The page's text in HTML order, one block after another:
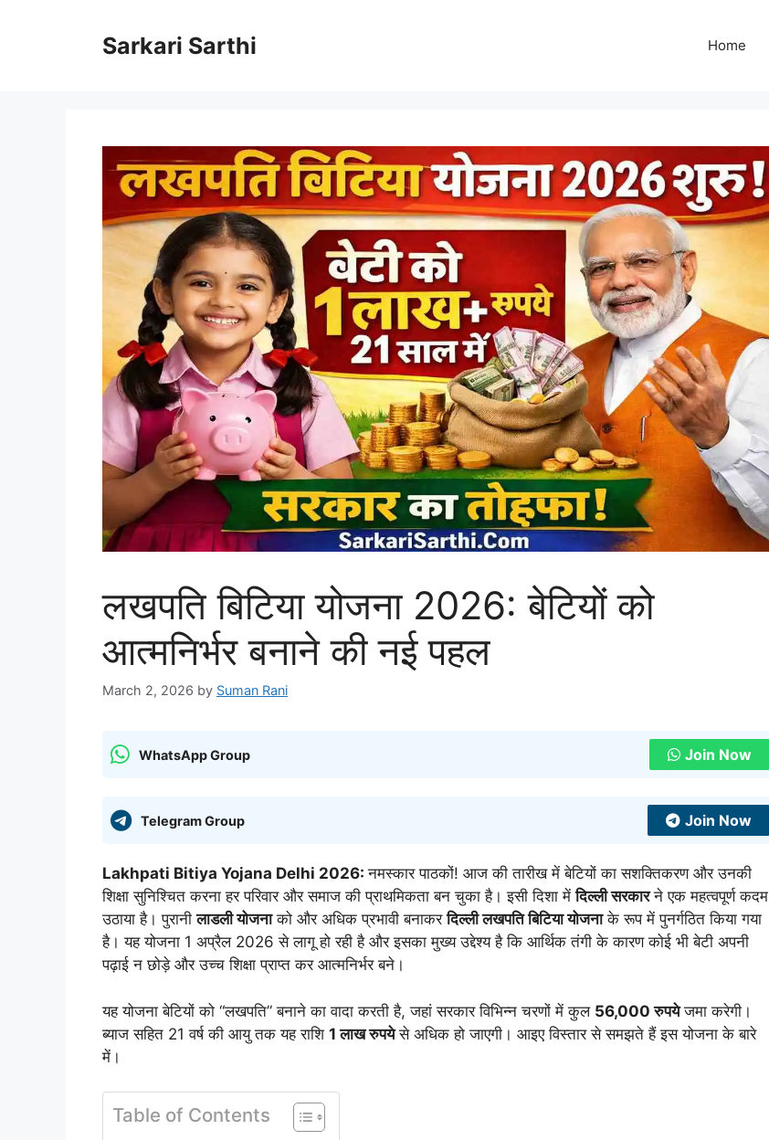
Sarkari Sarthi Home
लखपति बिटिया योजना 2026: बेटियों को
आत्मनिर्भर बनाने की नई पहल
March 2, 2026 by Suman Rani
WhatsApp Group Join Now
Telegram Group Join Now
Lakhpati Bitiya Yojana Delhi 2026:नमस्कार पाठकों! आज की तारीख में बेटियों का सशक्तिकरण और उनकी
शिक्षा सुनिश्चित करना हर परिवार और समाज की प्राथमिकता बन चुका है। इसी दिशा मेंदिल्ली सरकारने एक महत्वपूर्ण कदम
उठाया है। पुरानीलाडली योजनाको और अधिक प्रभावी बनाकरदिल्ली लखपति बिटिया योजनाके रूप में पुनर्गठित किया गया
है। यह योजना 1 अप्रैल 2026 से लागू हो रही है और इसका मुख्य उद्देश्य है कि आर्थिक तंगी के कारण कोई भी बेटी अपनी
पढ़ाई न छोड़े और उच्च शिक्षा प्राप्त कर आत्मनिर्भर बने।
यह योजना बेटियों को “लखपति” बनाने का वादा करती है, जहां सरकार विभिन्न चरणों में कुल 56,000 रुपयेजमा करेगी।
ब्याज सहित 21 वर्ष की आयु तक यह राशि 1 लाख रुपयेसे अधिक हो जाएगी। आइए विस्तार से समझते हैं इस योजना के बारे
में।
Table of Contents